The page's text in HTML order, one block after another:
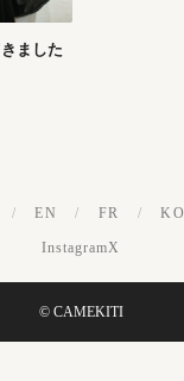
ました
/ EN / FR / KO
InstagramX
© CAMEKITI